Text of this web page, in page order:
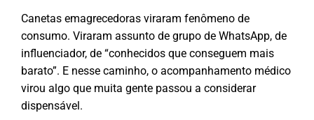
Canetas emagrecedoras viraram fenômeno de
consumo. Viraram assunto de grupo de WhatsApp, de
influenciador, de “conhecidos que conseguem mais
barato”. E nesse caminho, o acompanhamento médico
virou algo que muita gente passou a considerar
dispensável.